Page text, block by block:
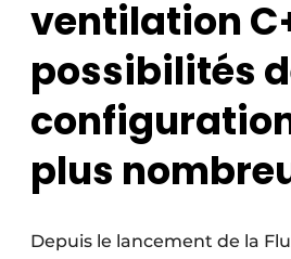
ventilation
possibilités
plus
Depuis le lancement de la